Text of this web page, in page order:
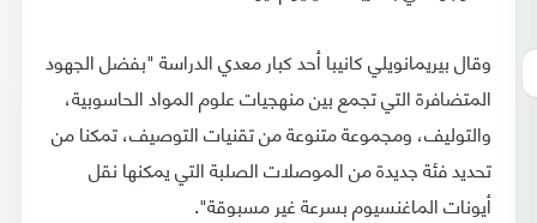
وقال بيريمانويلي كانيبا أحد كبار معدي الدراسة "بفضل الجهود
المتضافرة التي تجمع بين منهجيات علوم المواد الحاسوبية،
والتوليف، ومجموعة متنوعة من تقنيات التوصيف، تمكنا من
تحديد فئة جديدة من الموصلات الصلبة التي يمكنها نقل
أيونات الماغنسيوم بسرعة غير مسبوقة".